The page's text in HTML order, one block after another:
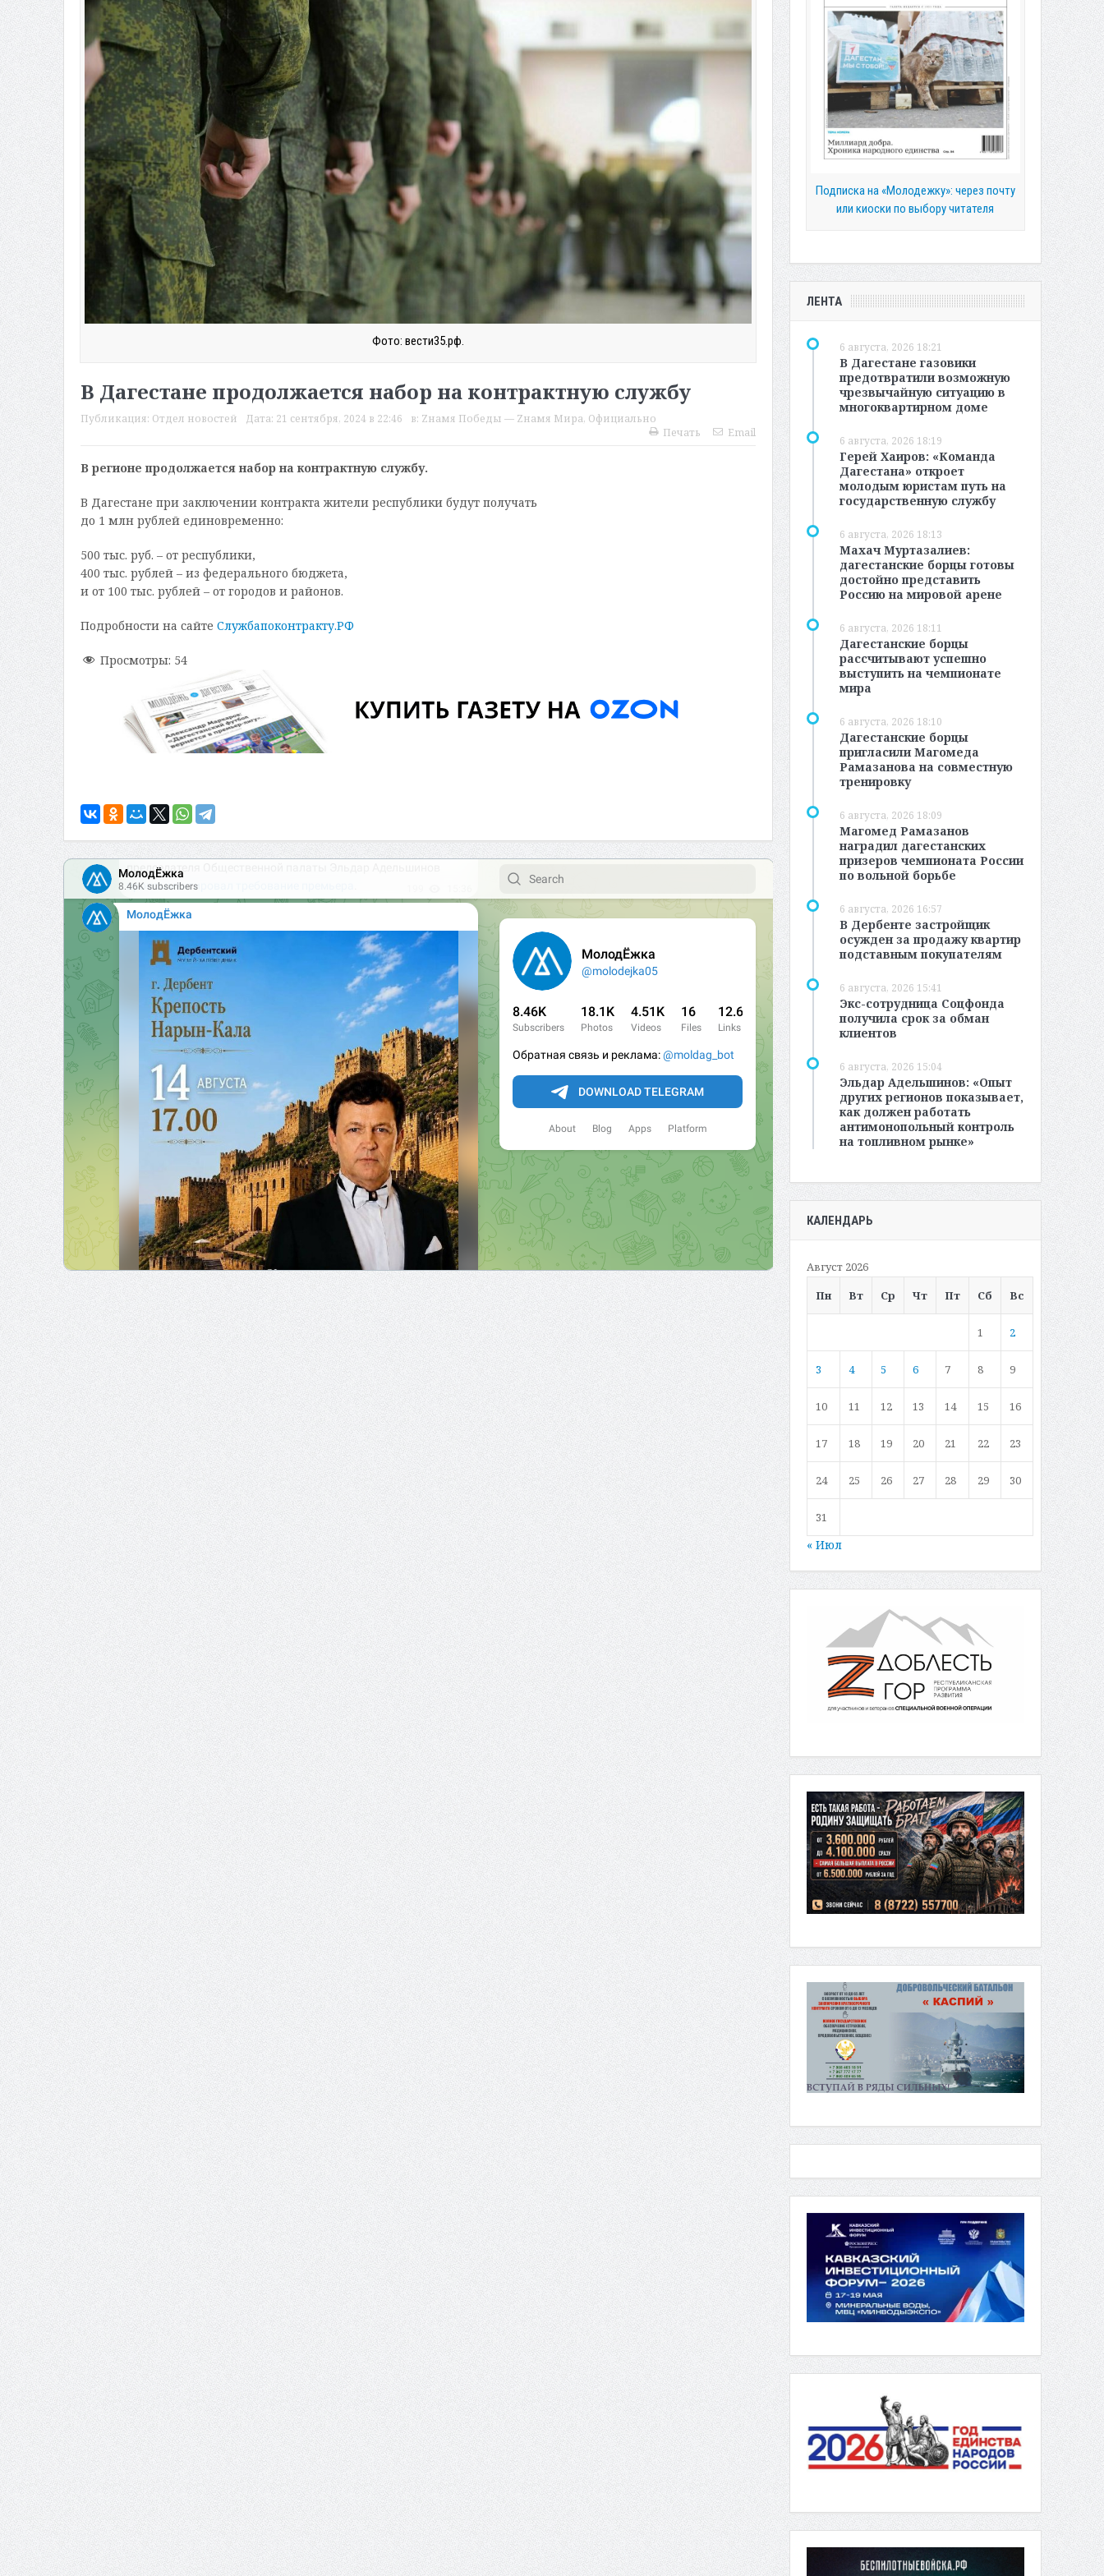
Фото: вести35.рф.
В Дагестане продолжается набор на контрактную службу
Публикация: Отдел новостей Дата: 21 сентября, 2024 в 22:46 в: Zнамя Победы — Zнамя Мира, Официально
Печать
Email
В регионе продолжается набор на контрактную службу.
В Дагестане при заключении контракта жители республики будут получать
до 1 млн рублей единовременно:
500 тыс. руб. – от республики,
400 тыс. рублей – из федерального бюджета,
и от 100 тыс. рублей – от городов и районов.
Подробности на сайте Службапоконтракту.РФ
Просмотры: 54
Подписка на «Молодежку»: через почту
или киоски по выбору читателя
ЛЕНТА
6 августа, 2026 18:21
В Дагестане газовики
предотвратили возможную
чрезвычайную ситуацию в
многоквартирном доме
6 августа, 2026 18:19
Герей Хаиров: «Команда
Дагестана» откроет
молодым юристам путь на
государственную службу
6 августа, 2026 18:13
Махач Муртазалиев:
дагестанские борцы готовы
достойно представить
Россию на мировой арене
6 августа, 2026 18:11
Дагестанские борцы
рассчитывают успешно
выступить на чемпионате
мира
6 августа, 2026 18:10
Дагестанские борцы
пригласили Магомеда
Рамазанова на совместную
тренировку
6 августа, 2026 18:09
Магомед Рамазанов
наградил дагестанских
призеров чемпионата России
по вольной борьбе
6 августа, 2026 16:57
В Дербенте застройщик
осужден за продажу квартир
подставным покупателям
6 августа, 2026 15:41
Экс-сотрудница Соцфонда
получила срок за обман
клиентов
6 августа, 2026 15:04
Эльдар Адельшинов: «Опыт
других регионов показывает,
как должен работать
антимонопольный контроль
на топливном рынке»
КАЛЕНДАРЬ
Август 2026
Пн
Вт Ср Чт Пт Сб Вс
1 2
3 4 5 6 7 8 9
10 11 12 13 14 15 16
17 18 19 20 21 22 23
24 25 26 27 28 29 30
31
« Июл